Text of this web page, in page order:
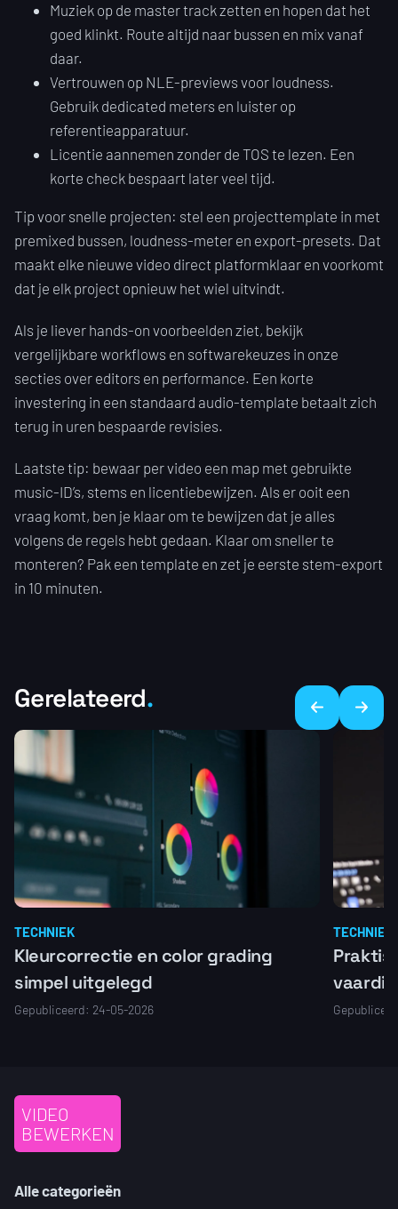
Muziek op de master track zetten en hopen dat het
goed klinkt. Route altijd naar bussen en mix vanaf
daar.
Vertrouwen op NLE-previews voor loudness.
Gebruik dedicated meters en luister op
referentieapparatuur.
Licentie aannemen zonder de TOS te lezen. Een
korte check bespaart later veel tijd.
Tip voor snelle projecten: stel een projecttemplate in met
premixed bussen, loudness-meter en export-presets. Dat
maakt elke nieuwe video direct platformklaar en voorkomt
dat je elk project opnieuw het wiel uitvindt.
Als je liever hands-on voorbeelden ziet, bekijk
vergelijkbare workflows en softwarekeuzes in onze
secties over editors en performance. Een korte
investering in een standaard audio-template betaalt zich
terug in uren bespaarde revisies.
Laatste tip: bewaar per video een map met gebruikte
music-ID’s, stems en licentiebewijzen. Als er ooit een
vraag komt, ben je klaar om te bewijzen dat je alles
volgens de regels hebt gedaan. Klaar om sneller te
monteren? Pak een template en zet je eerste stem-export
in 10 minuten.
Gerelateerd
TECHNIEK
Kleurcorrectie en color grading
simpel uitgelegd
Gepubliceerd: 24-05-2026
TECHNIEK
VIDEO
BEWERKEN
Alle categorieën